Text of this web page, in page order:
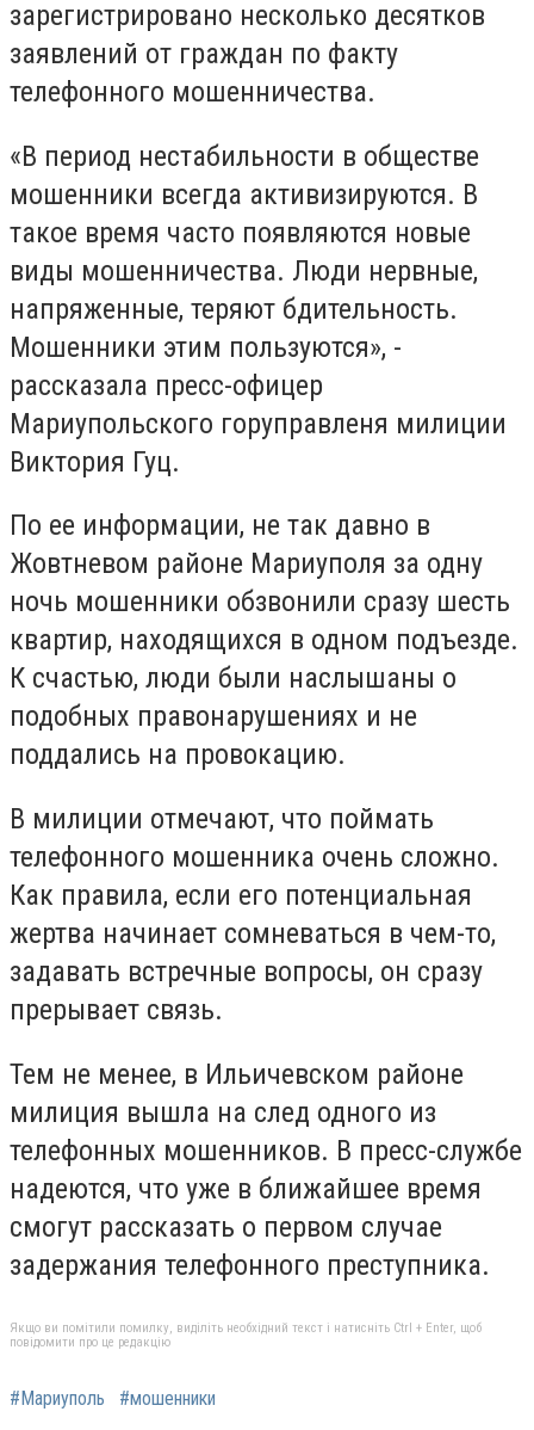
зарегистрировано несколько десятков
заявлений от граждан по факту
телефонного мошенничества.
«В период нестабильности в обществе
мошенники всегда активизируются. В
такое время часто появляются новые
виды мошенничества. Люди нервные,
напряженные, теряют бдительность.
Мошенники этим пользуются», -
рассказала пресс-офицер
Мариупольского горуправленя милиции
Виктория Гуц.
По ее информации, не так давно в
Жовтневом районе Мариуполя за одну
ночь мошенники обзвонили сразу шесть
квартир, находящихся в одном подъезде.
К счастью, люди были наслышаны о
подобных правонарушениях и не
поддались на провокацию.
В милиции отмечают, что поймать
телефонного мошенника очень сложно.
Как правила, если его потенциальная
жертва начинает сомневаться в чем-то,
задавать встречные вопросы, он сразу
прерывает связь.
Тем не менее, в Ильичевском районе
милиция вышла на след одного из
телефонных мошенников. В пресс-службе
надеются, что уже в ближайшее время
смогут рассказать о первом случае
задержания телефонного преступника.
Якщо ви помітили помилку, виділіть необхідний текст і натисніть Ctrl + Enter, щоб
повідомити про це редакцію
#Мариуполь #мошенники